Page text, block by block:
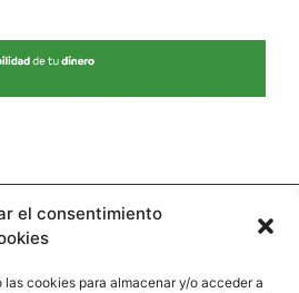
el consentimiento
cookies para almacenar y/o acceder a